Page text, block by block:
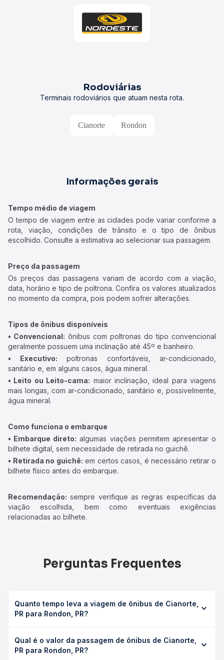
Rodoviárias
Terminais rodoviários que atuam nesta rota.
Cianorte Rondon
Informações gerais
Tempo médio de viagem
O tempo de viagem entre as cidades pode variar conforme a
rota, viação, condições de trânsito e o tipo de ônibus
escolhido. Consulte a estimativa ao selecionar sua passagem.
Preço da passagem
Os preços das passagens variam de acordo com a viação,
data, horário e tipo de poltrona. Confira os valores atualizados
no momento da compra, pois podem sofrer alterações.
Tipos de ônibus disponíveis
• Convencional: ônibus com poltronas do tipo convencional
geralmente possuem uma inclinação até 45º e banheiro.
• Executivo: poltronas confortáveis, ar-condicionado,
sanitário e, em alguns casos, água mineral.
• Leito ou Leito-cama: maior inclinação, ideal para viagens
mais longas, com ar-condicionado, sanitário e, possivelmente,
água mineral.
Como funciona o embarque
• Embarque direto: algumas viações permitem apresentar o
bilhete digital, sem necessidade de retirada no guichê.
• Retirada no guichê: em certos casos, é necessário retirar o
bilhete físico antes do embarque.
Recomendação: sempre verifique as regras específicas da
viação escolhida, bem como eventuais exigências
relacionadas ao bilhete.
Perguntas Frequentes
Quanto tempo leva a viagem de ônibus de Cianorte,
PR para Rondon, PR?
em média 0h 55min, podendo variar conforme a viação, o
tipo de serviço (convencional, executivo ou leito) e as
Qual é o valor da passagem de ônibus de Cianorte,
PR para Rondon, PR?